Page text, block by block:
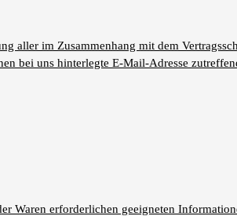
aller im Zusammenhang mit dem
bei uns hinterlegte E-Mail-Adresse
Waren erforderlichen geeigneten